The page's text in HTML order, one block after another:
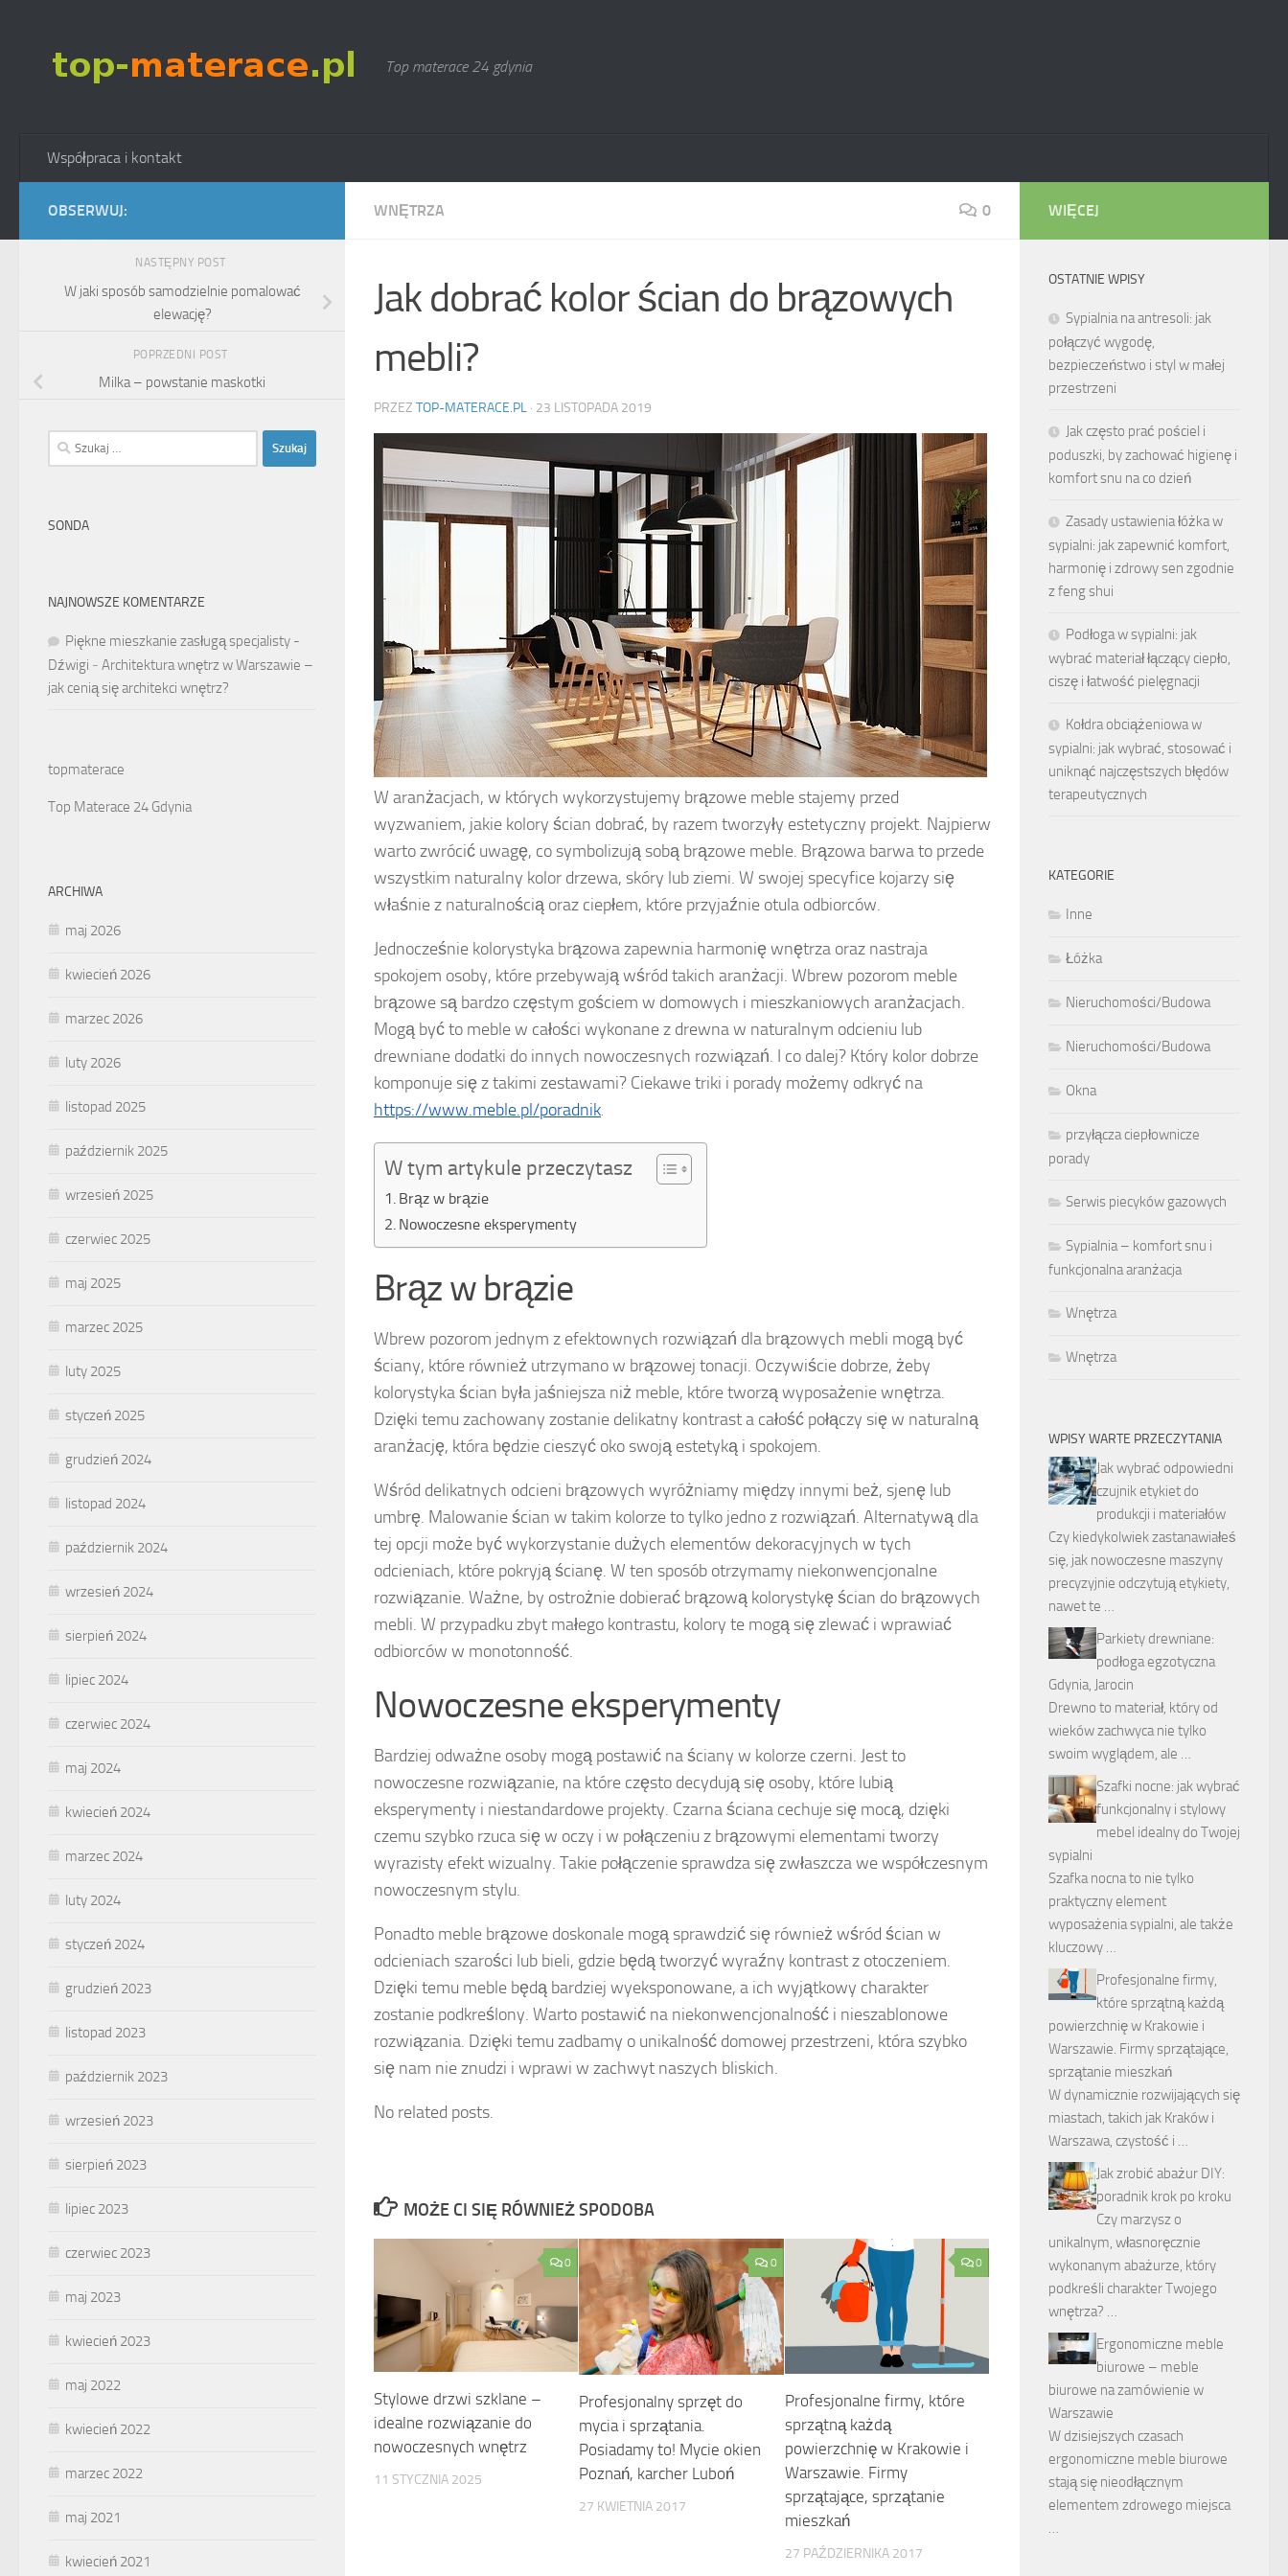
Top materace 24 gdynia
Współpraca i kontakt
WNĘTRZA 0
Jak dobrać kolor ścian do brązowych
mebli?
PRZEZ TOP-MATERACE.PL · 23 LISTOPADA 2019
W aranżacjach, w których wykorzystujemy brązowe meble stajemy przed
wyzwaniem, jakie kolory ścian dobrać, by razem tworzyły estetyczny projekt. Najpierw
warto zwrócić uwagę, co symbolizują sobą brązowe meble. Brązowa barwa to przede
wszystkim naturalny kolor drzewa, skóry lub ziemi. W swojej specyfice kojarzy się
właśnie z naturalnością oraz ciepłem, które przyjaźnie otula odbiorców.
Jednocześnie kolorystyka brązowa zapewnia harmonię wnętrza oraz nastraja
spokojem osoby, które przebywają wśród takich aranżacji. Wbrew pozorom meble
brązowe są bardzo częstym gościem w domowych i mieszkaniowych aranżacjach.
Mogą być to meble w całości wykonane z drewna w naturalnym odcieniu lub
drewniane dodatki do innych nowoczesnych rozwiązań. I co dalej? Który kolor dobrze
komponuje się z takimi zestawami? Ciekawe triki i porady możemy odkryć na
https://www.meble.pl/poradnik.
W tym artykule przeczytasz
Brąz w brązie
Nowoczesne eksperymenty
Brąz w brązie
Wbrew pozorom jednym z efektownych rozwiązań dla brązowych mebli mogą być
ściany, które również utrzymano w brązowej tonacji. Oczywiście dobrze, żeby
kolorystyka ścian była jaśniejsza niż meble, które tworzą wyposażenie wnętrza.
Dzięki temu zachowany zostanie delikatny kontrast a całość połączy się w naturalną
aranżację, która będzie cieszyć oko swoją estetyką i spokojem.
Wśród delikatnych odcieni brązowych wyróżniamy między innymi beż, sjenę lub
umbrę. Malowanie ścian w takim kolorze to tylko jedno z rozwiązań. Alternatywą dla
tej opcji może być wykorzystanie dużych elementów dekoracyjnych w tych
odcieniach, które pokryją ścianę. W ten sposób otrzymamy niekonwencjonalne
rozwiązanie. Ważne, by ostrożnie dobierać brązową kolorystykę ścian do brązowych
mebli. W przypadku zbyt małego kontrastu, kolory te mogą się zlewać i wprawiać
odbiorców w monotonność.
Nowoczesne eksperymenty
Bardziej odważne osoby mogą postawić na ściany w kolorze czerni. Jest to
nowoczesne rozwiązanie, na które często decydują się osoby, które lubią
eksperymenty i niestandardowe projekty. Czarna ściana cechuje się mocą, dzięki
czemu szybko rzuca się w oczy i w połączeniu z brązowymi elementami tworzy
wyrazisty efekt wizualny. Takie połączenie sprawdza się zwłaszcza we współczesnym
nowoczesnym stylu.
Ponadto meble brązowe doskonale mogą sprawdzić się również wśród ścian w
odcieniach szarości lub bieli, gdzie będą tworzyć wyraźny kontrast z otoczeniem.
Dzięki temu meble będą bardziej wyeksponowane, a ich wyjątkowy charakter
zostanie podkreślony. Warto postawić na niekonwencjonalność i nieszablonowe
rozwiązania. Dzięki temu zadbamy o unikalność domowej przestrzeni, która szybko
się nam nie znudzi i wprawi w zachwyt naszych bliskich.
No related posts.
MOŻE CI SIĘ RÓWNIEŻ SPODOBA
0
Stylowe drzwi szklane –
idealne rozwiązanie do
nowoczesnych wnętrz
11 STYCZNIA 2025
0
Profesjonalny sprzęt do
mycia i sprzątania.
Posiadamy to! Mycie okien
Poznań, karcher Luboń
27 KWIETNIA 2017
0
Profesjonalne firmy, które
sprzątną każdą
powierzchnię w Krakowie i
Warszawie. Firmy
sprzątające, sprzątanie
mieszkań
27 PAŹDZIERNIKA 2017
OBSERWUJ:
NASTĘPNY POST
W jaki sposób samodzielnie pomalować
elewację?
POPRZEDNI POST
Milka – powstanie maskotki
Szukaj:
SONDA
NAJNOWSZE KOMENTARZE
Piękne mieszkanie zasługą specjalisty -
Dźwigi - Architektura wnętrz w Warszawie –
jak cenią się architekci wnętrz?
topmaterace
Top Materace 24 Gdynia
ARCHIWA
maj 2026
kwiecień 2026
marzec 2026
luty 2026
listopad 2025
październik 2025
wrzesień 2025
czerwiec 2025
maj 2025
marzec 2025
luty 2025
styczeń 2025
grudzień 2024
listopad 2024
październik 2024
wrzesień 2024
sierpień 2024
lipiec 2024
czerwiec 2024
maj 2024
kwiecień 2024
marzec 2024
luty 2024
styczeń 2024
grudzień 2023
listopad 2023
październik 2023
wrzesień 2023
sierpień 2023
lipiec 2023
czerwiec 2023
maj 2023
kwiecień 2023
maj 2022
kwiecień 2022
marzec 2022
maj 2021
kwiecień 2021
WIĘCEJ
OSTATNIE WPISY
Sypialnia na antresoli: jak
połączyć wygodę,
bezpieczeństwo i styl w małej
przestrzeni
Jak często prać pościel i
poduszki, by zachować higienę i
komfort snu na co dzień
Zasady ustawienia łóżka w
sypialni: jak zapewnić komfort,
harmonię i zdrowy sen zgodnie
z feng shui
Podłoga w sypialni: jak
wybrać materiał łączący ciepło,
ciszę i łatwość pielęgnacji
Kołdra obciążeniowa w
sypialni: jak wybrać, stosować i
uniknąć najczęstszych błędów
terapeutycznych
KATEGORIE
Inne
Łóżka
Nieruchomości/Budowa
Nieruchomości/Budowa
Okna
przyłącza ciepłownicze
porady
Serwis piecyków gazowych
Sypialnia – komfort snu i
funkcjonalna aranżacja
Wnętrza
Wnętrza
WPISY WARTE PRZECZYTANIA
Jak wybrać odpowiedni
czujnik etykiet do
produkcji i materiałów
Czy kiedykolwiek zastanawiałeś
się, jak nowoczesne maszyny
precyzyjnie odczytują etykiety,
nawet te …
Parkiety drewniane:
podłoga egzotyczna
Gdynia, Jarocin
Drewno to materiał, który od
wieków zachwyca nie tylko
swoim wyglądem, ale …
Szafki nocne: jak wybrać
funkcjonalny i stylowy
mebel idealny do Twojej
sypialni
Szafka nocna to nie tylko
praktyczny element
wyposażenia sypialni, ale także
kluczowy …
Profesjonalne firmy,
które sprzątną każdą
powierzchnię w Krakowie i
Warszawie. Firmy sprzątające,
sprzątanie mieszkań
W dynamicznie rozwijających się
miastach, takich jak Kraków i
Warszawa, czystość i …
Jak zrobić abażur DIY:
poradnik krok po kroku
Czy marzysz o
unikalnym, własnoręcznie
wykonanym abażurze, który
podkreśli charakter Twojego
wnętrza? …
Ergonomiczne meble
biurowe – meble
biurowe na zamówienie w
Warszawie
W dzisiejszych czasach
ergonomiczne meble biurowe
stają się nieodłącznym
elementem zdrowego miejsca
…